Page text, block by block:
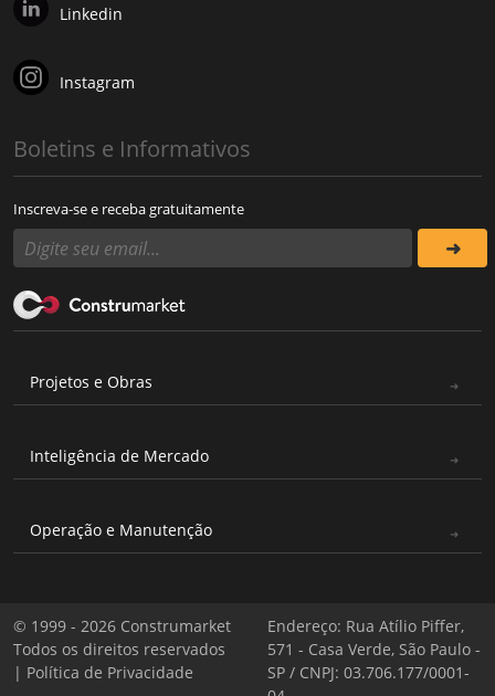
Linkedin
Instagram
Boletins e Informativos
Inscreva-se e receba gratuitamente
Projetos e Obras
Inteligência de Mercado
Operação e Manutenção
© 1999 - 2026 Construmarket
Todos os direitos reservados
| Política de Privacidade
Endereço: Rua Atílio Piffer,
571 - Casa Verde, São Paulo -
SP / CNPJ: 03.706.177/0001-